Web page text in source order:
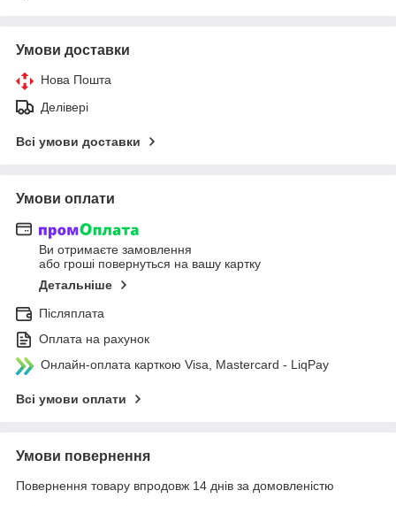
Умови доставки
Нова Пошта
Делівері
Всі умови доставки
Умови оплати
Ви отримаєте замовлення
або гроші повернуться на вашу картку
Детальніше
Післяплата
Оплата на рахунок
Онлайн-оплата карткою Visa, Mastercard - LiqPay
Всі умови оплати
Умови повернення
Повернення товару впродовж 14 днів за домовленістю